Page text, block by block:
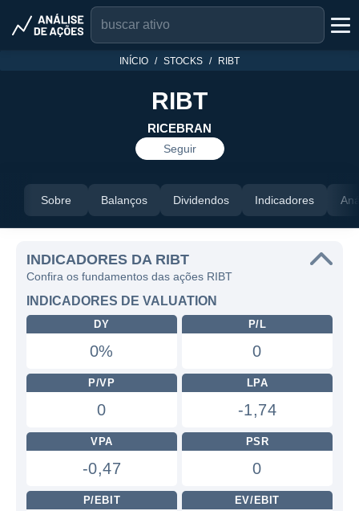
INÍCIO STOCKS RIBT
RIBT
RICEBRAN
Seguir
Sobre Balanços Dividendos Indicadores
INDICADORES DA RIBT
Confira os fundamentos das ações RIBT
INDICADORES DE VALUATION
DY
0%
P/L
0
P/VP
0
LPA
-1,74
VPA
-0,47
PSR
0
P/EBIT EV/EBIT